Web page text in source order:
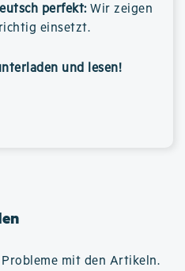
perfekt: Wir zeigen
einsetzt.
und lesen!
mit den Artikeln.